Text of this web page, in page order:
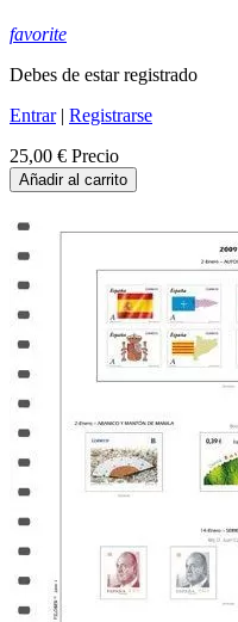
favorite
Debes de estar registrado
Entrar| Registrarse
25,00 € Precio
Añadir al carrito